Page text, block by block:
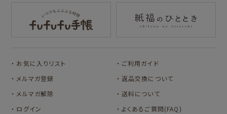
コラボ別
サンリツマート
kogumaitan
cafe
TEA STAND
サンリオキャラクタ
ーズ
アルプスの少女ハイ
カルビーレトロ
Lipton BEAR'S
TEA STAND
お気に入りリスト
メルマガ登録
メルマガ解除
ログイン
ご利用ガイド
返品交換について
送料について
よくあるご質問(FAQ)